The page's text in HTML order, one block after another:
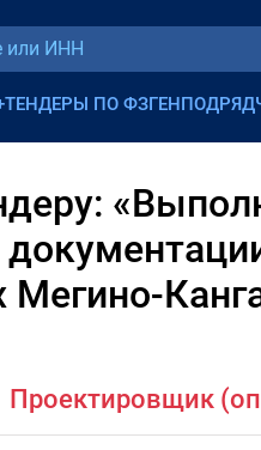
ТЕНДЕРЫ ПО ФЗ
Проектировщик